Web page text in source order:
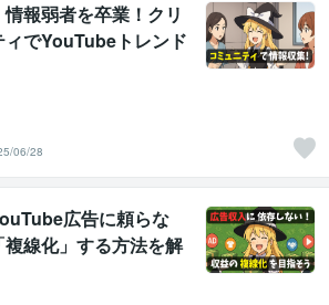
情報弱者を卒業！クリ
でYouTubeトレンド
06/28
広告に頼らな
線化」する方法を解